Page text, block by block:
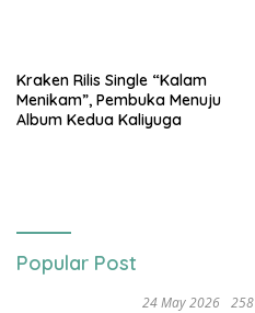
Kraken Rilis Single “Kalam
Menikam”, Pembuka Menuju
Album Kedua Kaliyuga
Popular Post
24 May 2026